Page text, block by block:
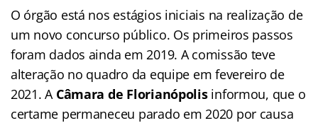
O órgão está nos estágios iniciais na realização de
um novo concurso público. Os primeiros passos
foram dados ainda em 2019. A comissão teve
alteração no quadro da equipe em fevereiro de
2021. A Câmara de Florianópolisinformou, que o
certame permaneceu parado em 2020 por causa